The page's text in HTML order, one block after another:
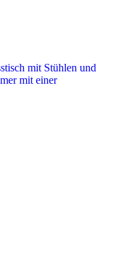
mit Stühlen und
mit einer